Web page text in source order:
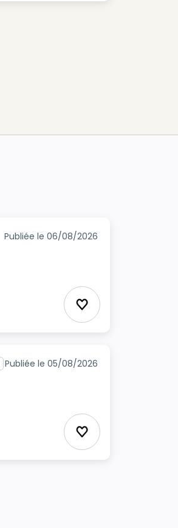
Publiée le 06/08/2026
Ajouter aux
Publiée le 05/08/2026
Ajouter aux